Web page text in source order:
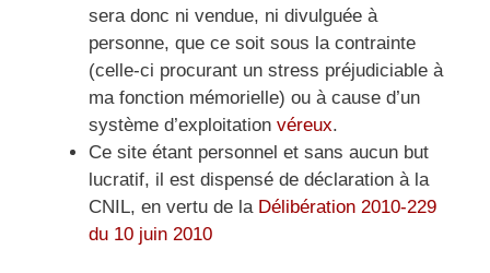
sera donc ni vendue, ni divulguée à
personne, que ce soit sous la contrainte
(celle-ci procurant un stress préjudiciable à
ma fonction mémorielle) ou à cause d’un
système d’exploitation véreux.
Ce site étant personnel et sans aucun but
lucratif, il est dispensé de déclaration à la
CNIL, en vertu de la Délibération 2010-229
du 10 juin 2010